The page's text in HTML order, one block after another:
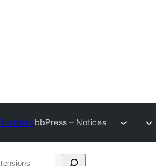
bbPress – Notices